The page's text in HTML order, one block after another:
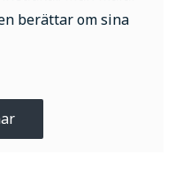
berättar om sina